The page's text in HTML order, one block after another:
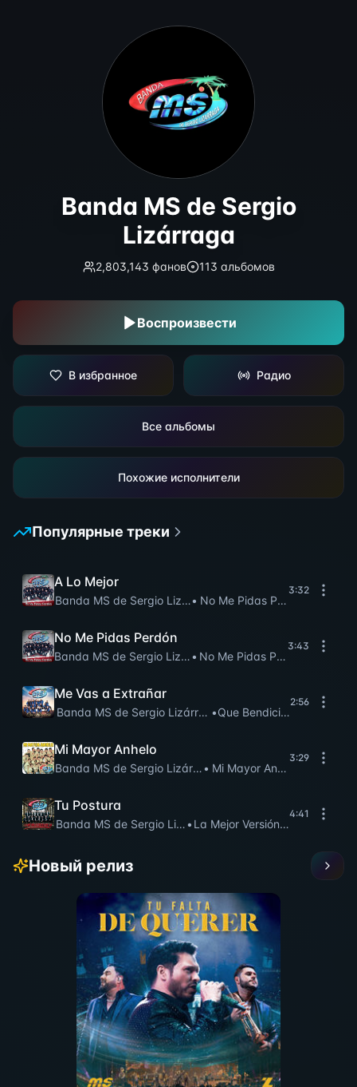
Banda MS de Sergio
Lizárraga
2,803,143 фанов 113 альбомов
Воспроизвести
В избранное Радио
Все альбомы
Похожие исполнители
Популярные треки
A Lo Mejor
Banda MS de Sergio Lizárraga
• No Me Pidas Perdón
3:32
No Me Pidas Perdón
Banda MS de Sergio Lizárraga
• No Me Pidas Perdón
3:43
Me Vas a Extrañar
Banda MS de Sergio Lizárraga
•Que Bendición
2:56
Mi Mayor Anhelo
Banda MS de Sergio Lizárraga
• Mi Mayor Anhelo
3:29
Tu Postura
Banda MS de Sergio Lizárraga
• La Mejor Versión De Mí
4:41
Новый релиз